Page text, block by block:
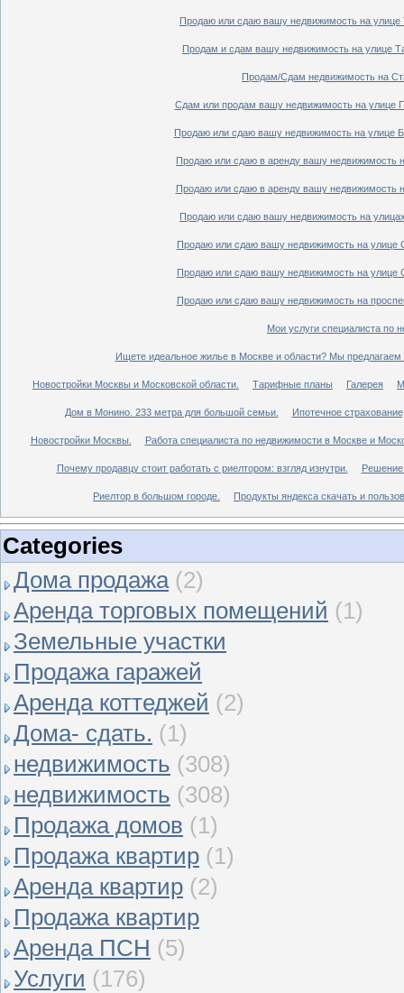
Продаю или сдаю вашу недвижимость на улице
Продам и сдам вашу недвижимость на улице
Продам/Сдам недвижимость на
Сдам или продам вашу недвижимость на улице
Продаю или сдаю вашу недвижимость на улице
Продаю или сдаю в аренду вашу недвижимость
Продаю или сдаю в аренду вашу недвижимость
Продаю или сдаю вашу недвижимость на
Продаю или сдаю вашу недвижимость на улице
Продаю или сдаю вашу недвижимость на улице
Продаю или сдаю вашу недвижимость на
Мои услуги специалиста по
Ищете идеальное жилье в Москве и области? Мы
Новостройки Москвы и Московской области. Тарифные планы Галерея
Дом в Монино. 233 метра для большой семьи. Ипотечное
Новостройки Москвы. Работа специалиста по недвижимости в Москве и
Почему продавцу стоит работать с риелтором: взгляд изнутри.
Риелтор в большом городе. Продукты яндекса скачать и
Categories
Дома продажа (2)
Аренда торговых помещений (1)
Земельные участки
Продажа гаражей
Аренда коттеджей (2)
Дома- сдать. (1)
недвижимость (308)
недвижимость (308)
Продажа домов (1)
Продажа квартир (1)
Аренда квартир (2)
Продажа квартир
Аренда ПСН (5)
Услуги (176)